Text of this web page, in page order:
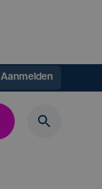
Aanmelden